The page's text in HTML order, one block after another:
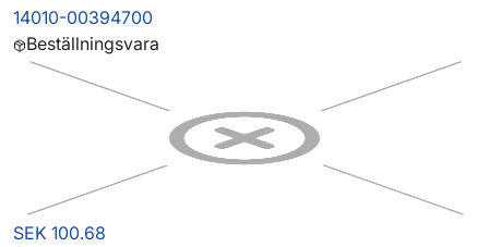
14010-00394700
Beställningsvara
SEK 100.68